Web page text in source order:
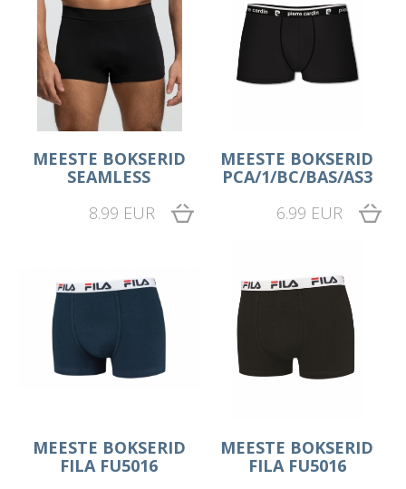
MEESTE BOKSERID
SEAMLESS
8.99 EUR
MEESTE BOKSERID
PCA/1/BC/BAS/AS3
6.99 EUR
MEESTE BOKSERID
FILA FU5016
MEESTE BOKSERID
FILA FU5016